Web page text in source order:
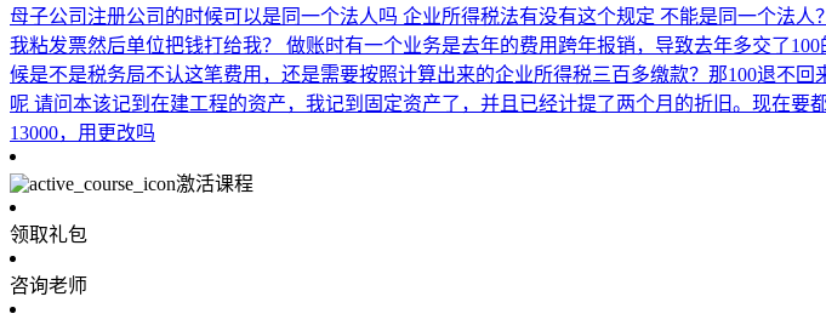
母子公司注册公司的时候可以是同一个法人吗 企业所得税法有没有这个规定 不能是同一个法人
我粘发票然后单位把钱打给我？ 做账时有一个业务是去年的费用跨年报销，导致去年多交了
候是不是税务局不认这笔费用，还是需要按照计算出来的企业所得税三百多缴款？那100退不回
呢 请问本该记到在建工程的资产，我记到固定资产了，并且已经计提了两个月的折旧。现在要
13000，用更改吗
激活课程
领取礼包
咨询老师